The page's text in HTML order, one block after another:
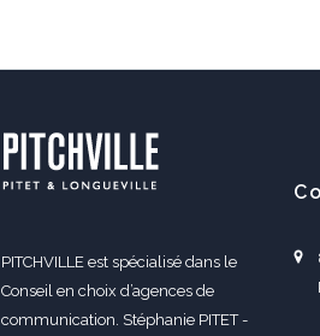
PITCHVILLE est spécialisé dans le
Conseil en choix d’agences de
communication. Stéphanie PITET -